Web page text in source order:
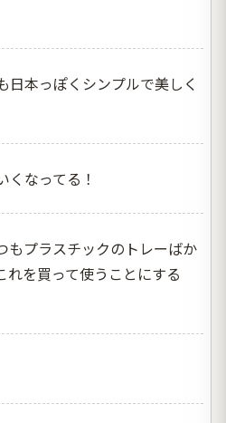
日本っぽくシンプルで美しく
なってる！
もプラスチックのトレーばか
れを買って使うことにする